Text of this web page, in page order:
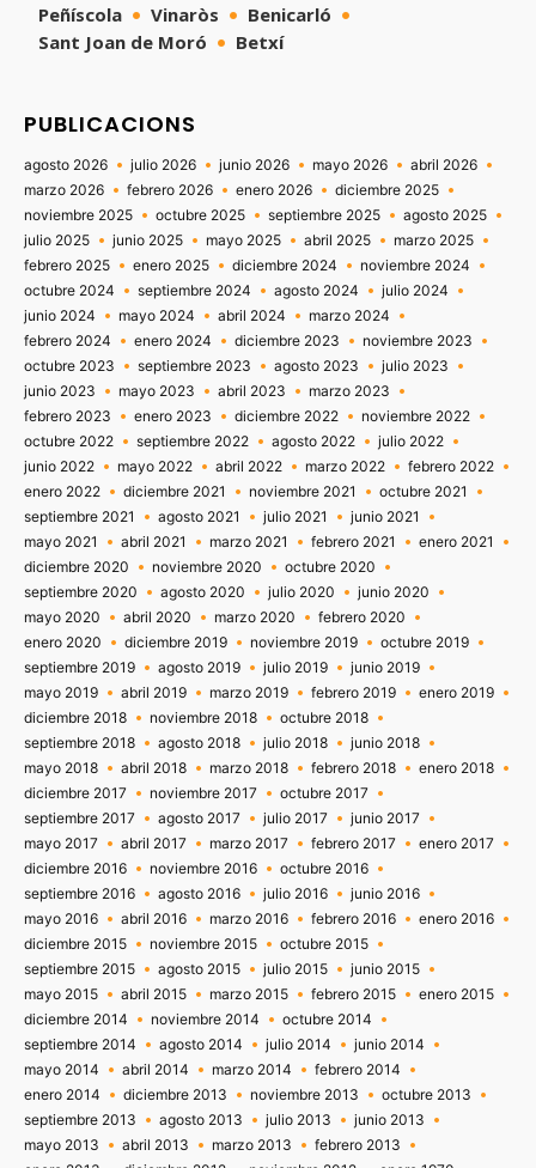
Peñíscola
Vinaròs
Benicarló
Sant Joan de Moró
Betxí
PUBLICACIONS
agosto 2026 julio 2026 junio 2026 mayo 2026
abril 2026
marzo 2026
febrero 2026 enero 2026
diciembre 2025
noviembre 2025
octubre 2025 septiembre 2025
agosto 2025
julio 2025
junio 2025 mayo 2025 abril 2025
marzo 2025
febrero 2025
enero 2025 diciembre 2024
noviembre 2024
octubre 2024
septiembre 2024 agosto 2024
julio 2024
junio 2024
mayo 2024 abril 2024
marzo 2024
febrero 2024
enero 2024 diciembre 2023
noviembre 2023
octubre 2023
septiembre 2023 agosto 2023
julio 2023
junio 2023
mayo 2023 abril 2023
marzo 2023
febrero 2023
enero 2023 diciembre 2022
noviembre 2022
octubre 2022
septiembre 2022 agosto 2022
julio 2022
junio 2022
mayo 2022 abril 2022 marzo 2022
febrero 2022
enero 2022
diciembre 2021 noviembre 2021
octubre 2021
septiembre 2021
agosto 2021 julio 2021
junio 2021
mayo 2021
abril 2021 marzo 2021 febrero 2021
enero 2021
diciembre 2020
noviembre 2020
octubre 2020
septiembre 2020
agosto 2020 julio 2020
junio 2020
mayo 2020
abril 2020 marzo 2020
febrero 2020
enero 2020
diciembre 2019 noviembre 2019
octubre 2019
septiembre 2019
agosto 2019 julio 2019
junio 2019
mayo 2019
abril 2019 marzo 2019 febrero 2019
enero 2019
diciembre 2018
noviembre 2018
octubre 2018
septiembre 2018
agosto 2018 julio 2018
junio 2018
mayo 2018
abril 2018 marzo 2018 febrero 2018
enero 2018
diciembre 2017
noviembre 2017
octubre 2017
septiembre 2017
agosto 2017 julio 2017
junio 2017
mayo 2017
abril 2017 marzo 2017 febrero 2017
enero 2017
diciembre 2016
noviembre 2016
octubre 2016
septiembre 2016
agosto 2016 julio 2016
junio 2016
mayo 2016
abril 2016 marzo 2016 febrero 2016
enero 2016
diciembre 2015
noviembre 2015
octubre 2015
septiembre 2015
agosto 2015 julio 2015
junio 2015
mayo 2015
abril 2015 marzo 2015 febrero 2015
enero 2015
diciembre 2014
noviembre 2014
octubre 2014
septiembre 2014
agosto 2014 julio 2014
junio 2014
mayo 2014
abril 2014 marzo 2014
febrero 2014
enero 2014
diciembre 2013 noviembre 2013
octubre 2013
septiembre 2013
agosto 2013 julio 2013
junio 2013
mayo 2013
abril 2013 marzo 2013
febrero 2013